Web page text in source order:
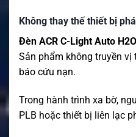
Không thay thế thiết bị
Đèn ACR C-Light Auto H2O
Sản phẩm không truyền vị
báo cứu nạn.
Trong hành trình xa bờ,
PLB hoặc thiết bị liên lạc